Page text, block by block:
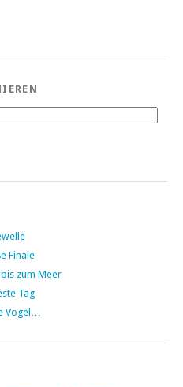
Finale
zum Meer
Tag
Vogel…